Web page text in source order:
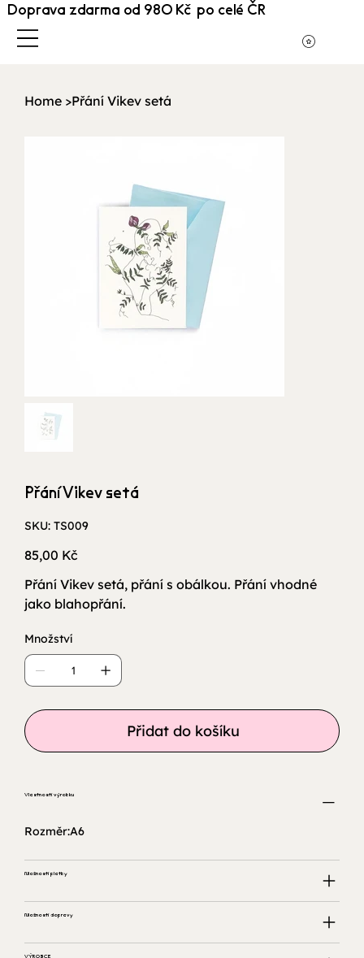
Doprava zdarma od 980 Kč po celé ČR
Home >Přání Vikev setá
Přání Vikev setá
SKU: SKU
TS009
TS009
Cena
85,00 Kč
Přání Vikev setá, přání s obálkou. Přání vhodné
jako blahopřání.
Množství
Přidat do košíku
Vlastnosti výrobku
Rozměr:A6
Možnosti platby
Možnosti dopravy
VÝROBCE